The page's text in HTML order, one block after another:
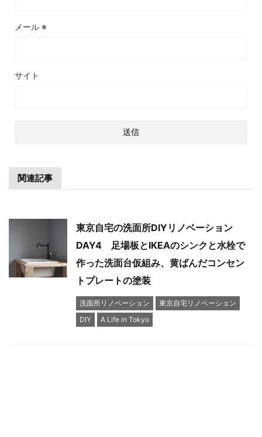
メール ※
サイト
関連記事
東京自宅の洗面所DIYリノベーション
DAY4 足場板とIKEAのシンクと水栓で
作った洗面台仮組み、黄ばんだコンセン
トプレートの塗装
洗面所リノベーション
東京自宅リノベーション
DIY
A Life in Tokyo